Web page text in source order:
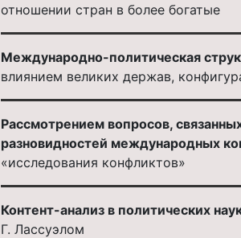
отношении стран в более богатые
Международно-политическая
влиянием великих держав,
Рассмотрением вопросов,
разновидностей международных
«исследования конфликтов»
Контент-анализ в политических
Г. Лассуэлом